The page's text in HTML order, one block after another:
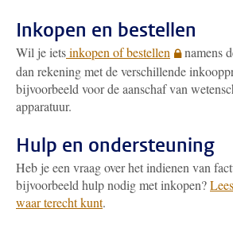
Inkopen en bestellen
Wil je ietsinkopen of bestellen
namens
dan rekening met de verschillende
bijvoorbeeld voor de aanschaf van
apparatuur.
Hulp en ondersteuning
Heb je een vraag over het indienen van
bijvoorbeeld hulp nodig met inkopen?
waar terecht kunt.